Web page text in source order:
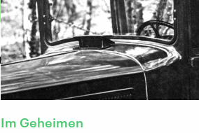
Im Geheimen